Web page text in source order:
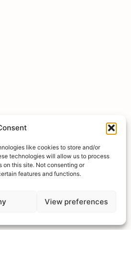
like cookies to store and/or
technologies will allow us to process
on this site. Not consenting or
features and functions.
View preferences